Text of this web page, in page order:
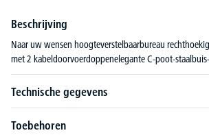
Beschrijving
Naar uw wensen hoogteverstelbaarbureau
met 2 kabeldoorvoerdoppenelegante C-poot-
Technische gegevens
Toebehoren